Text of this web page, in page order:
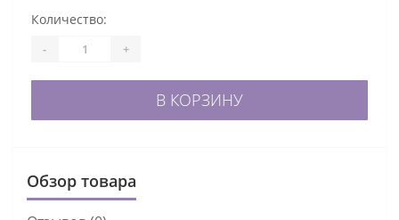
Количество:
- +
В КОРЗИНУ
Обзор товара